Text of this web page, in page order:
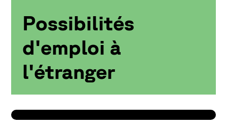
Possibilités
d'emploi à
l'étranger